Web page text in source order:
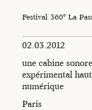
Festival 360° La
02.03.2012
une cabine
expérimental
numérique
Paris